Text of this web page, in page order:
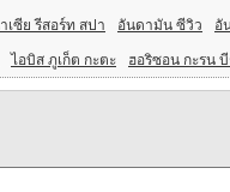
ซีย รีสอร์ท สปา อันดามัน ซีวิว อั
ไอบิส ภูเก็ต กะตะ ฮอริซอน กะรน